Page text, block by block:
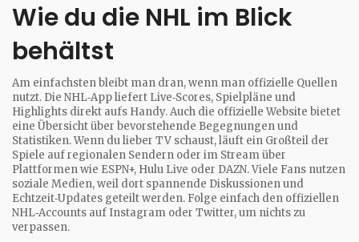
Wie du die NHL im Blick
behältst
Am einfachsten bleibt man dran, wenn man offizielle Quellen
nutzt. Die NHL‑App liefert Live‑Scores, Spielpläne und
Highlights direkt aufs Handy. Auch die offizielle Website bietet
eine Übersicht über bevorstehende Begegnungen und
Statistiken. Wenn du lieber TV schaust, läuft ein Großteil der
Spiele auf regionalen Sendern oder im Stream über
Plattformen wie ESPN+, Hulu Live oder DAZN. Viele Fans nutzen
soziale Medien, weil dort spannende Diskussionen und
Echtzeit‑Updates geteilt werden. Folge einfach den offiziellen
NHL‑Accounts auf Instagram oder Twitter, um nichts zu
verpassen.